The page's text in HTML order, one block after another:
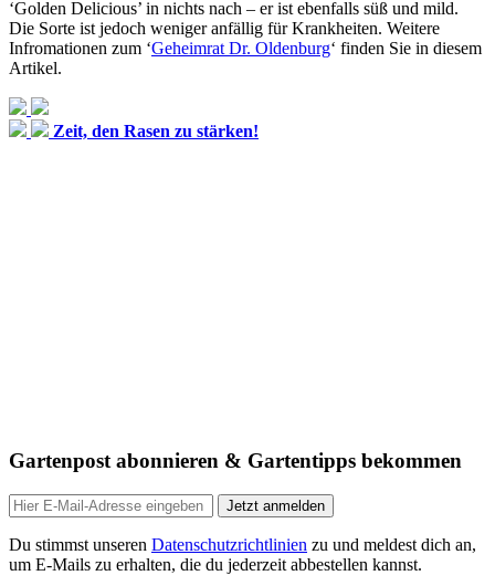
‘Golden Delicious’ in nichts nach – er ist ebenfalls süß und mild.
Die Sorte ist jedoch weniger anfällig für Krankheiten. Weitere
Infromationen zum ‘Geheimrat Dr. Oldenburg‘ finden Sie in diesem
Artikel.
Zeit, den Rasen zu stärken!
Gartenpost abonnieren & Gartentipps bekommen
Jetzt anmelden
Du stimmst unseren Datenschutzrichtlinien zu und meldest dich an,
um E-Mails zu erhalten, die du jederzeit abbestellen kannst.